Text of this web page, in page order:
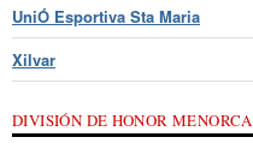
UniÓ Esportiva Sta Maria
Xilvar
DIVISIÓN DE HONOR MENORCA